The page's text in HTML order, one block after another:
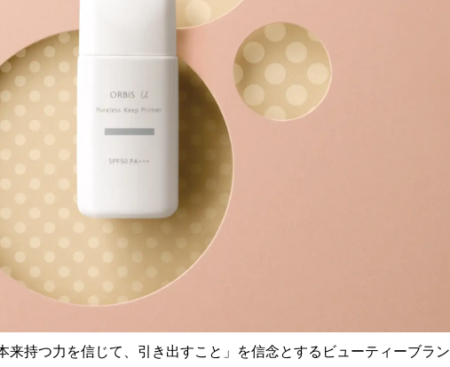
持つ力を信じて、引き出すこと」を信念とするビューティーブラン